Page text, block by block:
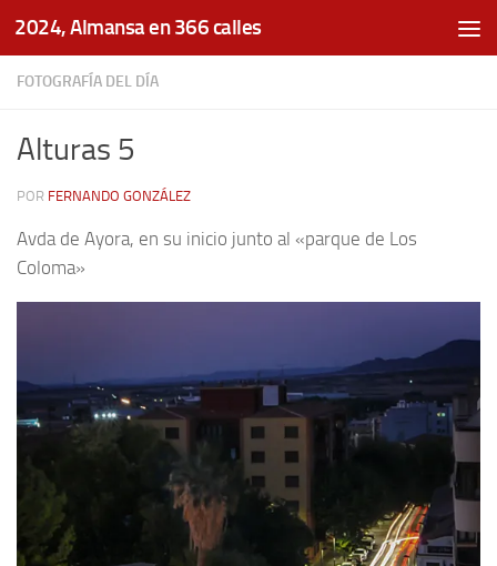
Saltar al contenido
2024, Almansa en 366 calles
FOTOGRAFÍA DEL DÍA
Alturas 5
POR FERNANDO GONZÁLEZ
Avda de Ayora, en su inicio junto al «parque de Los
Coloma»